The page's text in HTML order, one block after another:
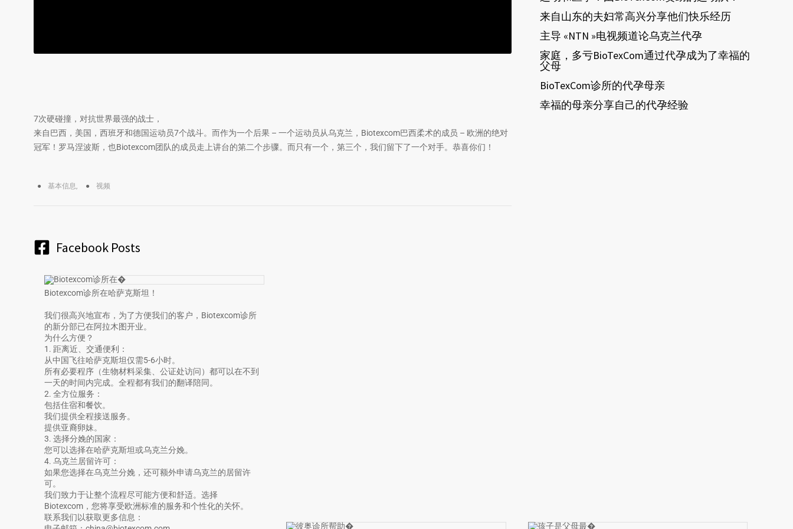
7次硬碰撞，对抗世界最强的战士，
来自巴西，美国，西班牙和德国运动员7个战斗。而作为一个后果 – 一个运动员从乌克兰，Biotexcom巴西柔术的成员 – 欧洲的绝对
冠军！罗马涅波斯，也Biotexcom团队的成员走上讲台的第二个步骤。而只有一个，第三个，我们留下了一个对手。恭喜你们！
基本信息, 视频
来自山东的夫妇常高兴分享他们快乐经历
主导 «NTN »电视频道论乌克兰代孕
家庭，多亏BioTexCom通过代孕成为了幸福的
父母
BioTexCom诊所的代孕母亲
幸福的母亲分享自己的代孕经验
Facebook Posts
Biotexcom诊所在哈萨克斯坦！
我们很高兴地宣布，为了方便我们的客户，Biotexcom诊所
的新分部已在阿拉木图开业。
为什么方便？
1. 距离近、交通便利：
从中国飞往哈萨克斯坦仅需5-6小时。
所有必要程序（生物材料采集、公证处访问）都可以在不到
一天的时间内完成。全程都有我们的翻译陪同。
2. 全方位服务：
包括住宿和餐饮。
我们提供全程接送服务。
提供亚裔卵妹。
3. 选择分娩的国家：
您可以选择在哈萨克斯坦或乌克兰分娩。
4. 乌克兰居留许可：
如果您选择在乌克兰分娩，还可额外申请乌克兰的居留许
可。
我们致力于让整个流程尽可能方便和舒适。选择
Biotexcom，您将享受欧洲标准的服务和个性化的关怀。
联系我们以获取更多信息：